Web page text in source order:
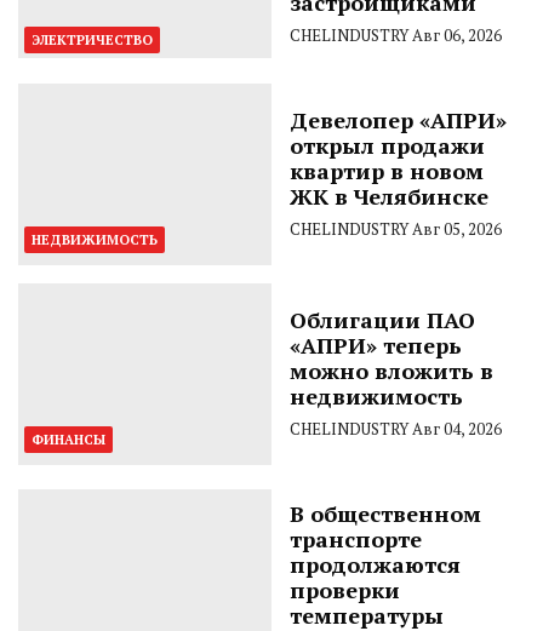
ЭЛЕКТРИЧЕСТВО CHELINDUSTRYАвг 06, 2026
НЕДВИЖИМОСТЬ
Девелопер «АПРИ»
открыл продажи
квартир в новом
ЖК в Челябинске
CHELINDUSTRYАвг 05, 2026
ФИНАНСЫ
Облигации ПАО
«АПРИ» теперь
можно вложить в
недвижимость
CHELINDUSTRYАвг 04, 2026
В общественном
транспорте
продолжаются
проверки
температуры